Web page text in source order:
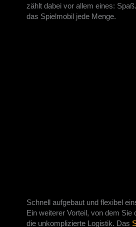
zählt dabei vor allem eines:
das Spielmobil jede Menge.
Schnell aufgebaut und flexibel
Ein weiterer Vorteil, von dem Sie
die unkomplizierte Logistik. Das